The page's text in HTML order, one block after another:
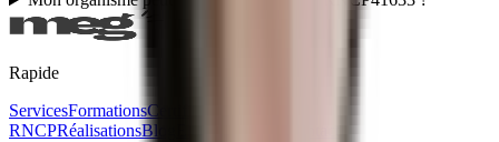
Rapide
ServicesFormationsCertifications
RNCPRéalisationsBlog